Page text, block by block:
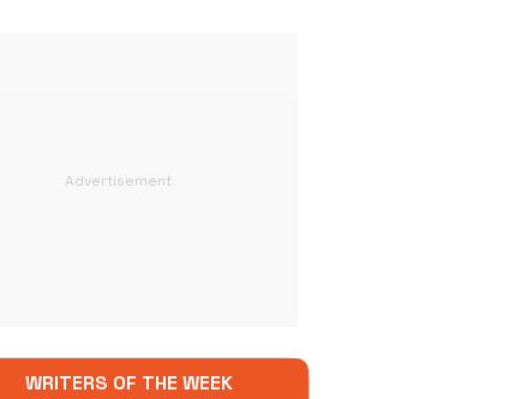
WRITERS OF THE WEEK